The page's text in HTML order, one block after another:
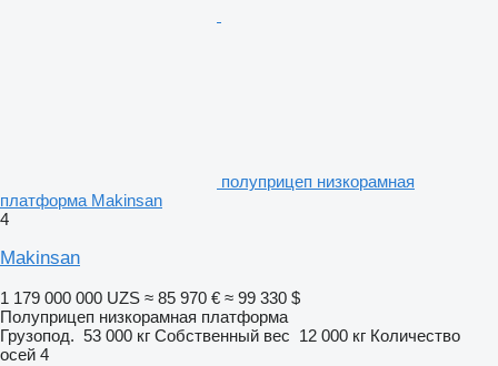
полуприцеп низкорамная
платформа Makinsan
4
Makinsan
1 179 000 000 UZS ≈ 85 970 € ≈ 99 330 $
Полуприцеп низкорамная платформа
Грузопод. 53 000 кг Собственный вес 12 000 кг Количество
осей 4